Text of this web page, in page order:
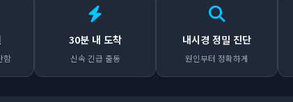
함
30분 내 도착
신속 긴급 출동
내시경 정밀 진단
원인부터 정확하게